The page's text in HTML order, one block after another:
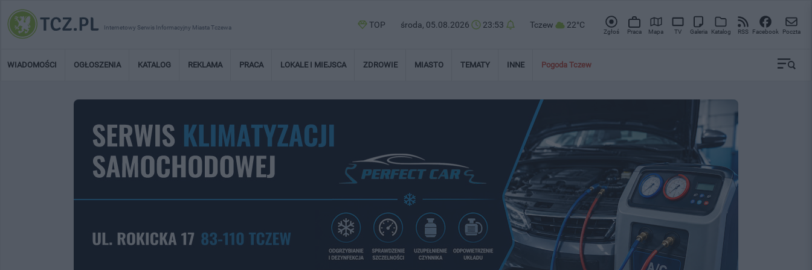
Internetowy Serwis Informacyjny Miasta Tczewa TOP środa, 05.08.2026 23:53 Tczew 22°C
Zgłoś Praca Mapa TV Galeria Katalog RSS Facebook Poczta
WIADOMOŚCI OGŁOSZENIA KATALOG REKLAMA PRACA LOKALE I MIEJSCA ZDROWIE MIASTO TEMATY INNE Pogoda Tczew